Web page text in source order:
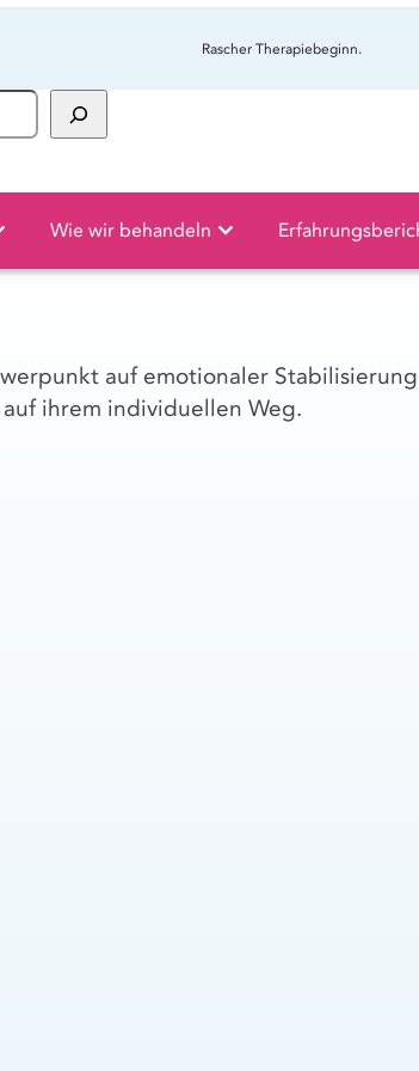
Rascher Therapiebeginn.
Wie wir behandeln
auf emotionaler
ihrem individuellen Weg.